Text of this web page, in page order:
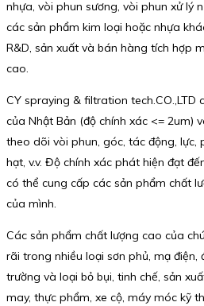
nhựa, vòi phun sương, vòi phun xử lý
các sản phẩm kim loại hoặc nhựa
R&D, sản xuất và bán hàng tích hợp
cao.
CY spraying & filtration tech.CO.,LTD
của Nhật Bản (độ chính xác <= 2um)
theo dõi vòi phun, góc, tác động, lực,
hạt, v.v. Độ chính xác phát hiện đạt
có thể cung cấp các sản phẩm chất
của mình.
Các sản phẩm chất lượng cao của
rãi trong nhiều loại sơn phủ, mạ điện,
trường và loại bỏ bụi, tinh chế, sản
may, thực phẩm, xe cộ, máy móc kỹ